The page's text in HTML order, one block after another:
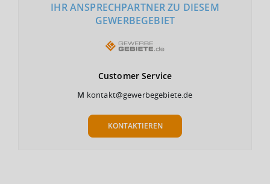
IHR ANSPRECHPARTNER ZU DIESEM
GEWERBEGEBIET
Customer Service
M kontakt@gewerbegebiete.de
KONTAKTIEREN